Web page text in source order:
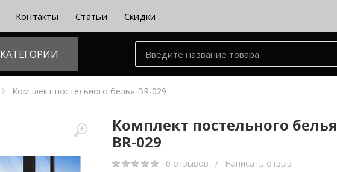
Контакты Статьи Скидки
КАТЕГОРИИ
Комплект постельного белья BR-029
Комплект постельного белья
BR-029
0 отзывов /
Написать отзыв